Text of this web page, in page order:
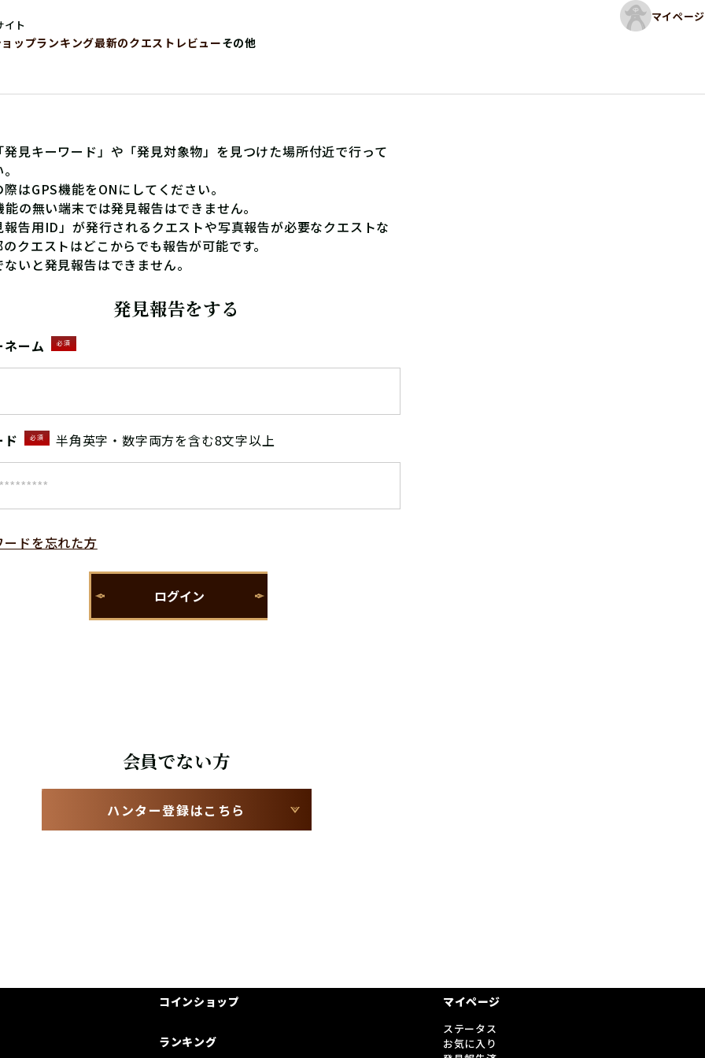
イト
マイページ
ップランキング最新のクエストレビューその他
発見キーワード」や「発見対象物」を見つけた場所付近で行って
はGPS機能をONにしてください。
の無い端末では発見報告はできません。
告用ID」が発行されるクエストや写真報告が必要なクエストな
のクエストはどこからでも報告が可能です。
いと発見報告はできません。
発見報告をする
ネーム 必須
ド 必須 半角英字・数字両方を含む8文字以上
ードを忘れた方
会員でない方
ハンター登録はこちら
コインショップ
ランキング
マイページ
ステータス
お気に入り